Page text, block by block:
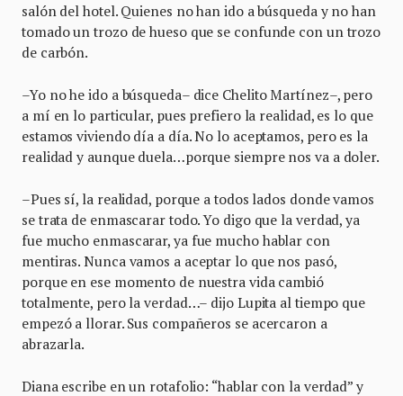
salón del hotel. Quienes no han ido a búsqueda y no han
tomado un trozo de hueso que se confunde con un trozo
de carbón.
–Yo no he ido a búsqueda– dice Chelito Martínez–, pero
a mí en lo particular, pues prefiero la realidad, es lo que
estamos viviendo día a día. No lo aceptamos, pero es la
realidad y aunque duela…porque siempre nos va a doler.
–Pues sí, la realidad, porque a todos lados donde vamos
se trata de enmascarar todo. Yo digo que la verdad, ya
fue mucho enmascarar, ya fue mucho hablar con
mentiras. Nunca vamos a aceptar lo que nos pasó,
porque en ese momento de nuestra vida cambió
totalmente, pero la verdad…– dijo Lupita al tiempo que
empezó a llorar. Sus compañeros se acercaron a
abrazarla.
Diana escribe en un rotafolio: “hablar con la verdad” y